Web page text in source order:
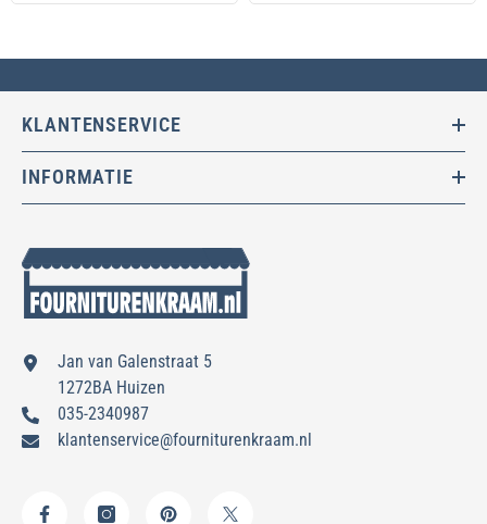
KLANTENSERVICE
INFORMATIE
Jan van Galenstraat 5
1272BA Huizen
035-2340987
klantenservice@fourniturenkraam.nl